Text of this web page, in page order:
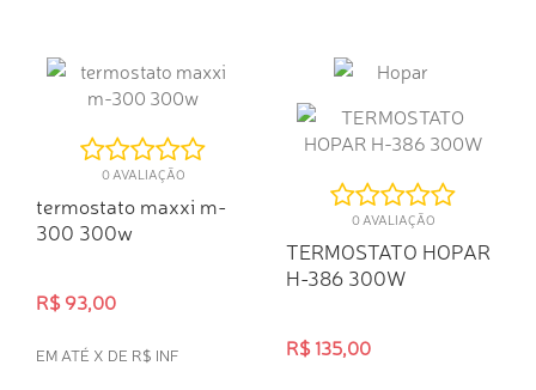
0 AVALIAÇÃO
termostato maxxi m-
300 300w
R$ 93,00
EM ATÉ X DE R$ INF
0 AVALIAÇÃO
TERMOSTATO HOPAR
H-386 300W
R$ 135,00